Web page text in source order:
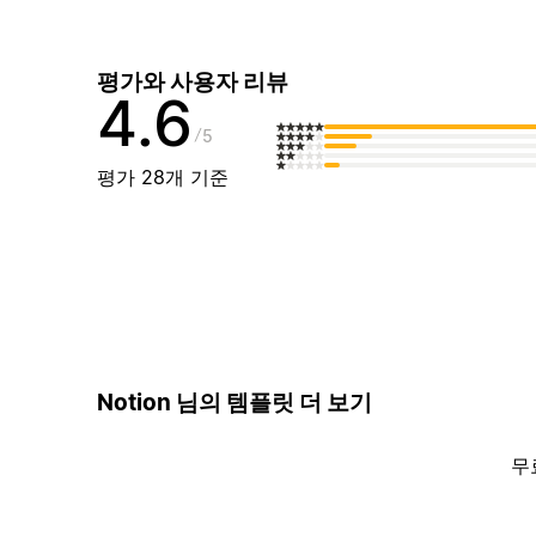
평가와 사용자 리뷰
4.6 5
평가 28개 기준
Notion 님의 템플릿 더 보기
무